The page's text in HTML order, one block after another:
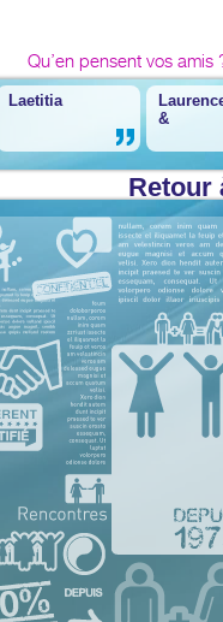
Qu’en pensent vos amis
Laetitia
&
Retour